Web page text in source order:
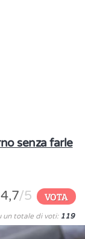
senza farle
4,7/5 VOTA
un totale di voti: 119